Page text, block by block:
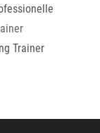
Trainer